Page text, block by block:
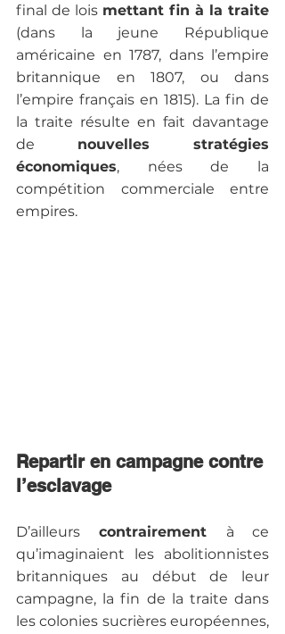
final de lois mettant fin à la traite
(dans la jeune République
américaine en 1787, dans l’empire
britannique en 1807, ou dans
l’empire français en 1815). La fin de
la traite résulte en fait davantage
de nouvelles stratégies
économiques, nées de la
compétition commerciale entre
empires.
Repartir en campagne contre
l’esclavage
D’ailleurs contrairement à ce
qu’imaginaient les abolitionnistes
britanniques au début de leur
campagne, la fin de la traite dans
les colonies sucrières européennes,